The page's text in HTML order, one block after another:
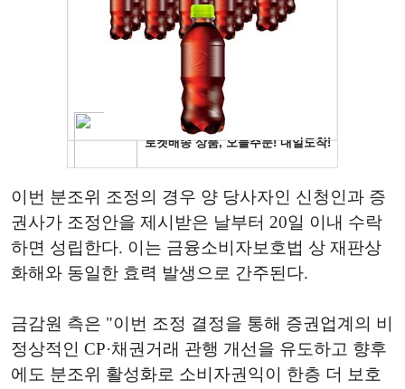
이번 분조위 조정의 경우 양 당사자인 신청인과 증
권사가 조정안을 제시받은 날부터 20일 이내 수락
하면 성립한다. 이는 금융소비자보호법 상 재판상
화해와 동일한 효력 발생으로 간주된다.
금감원 측은 "이번 조정 결정을 통해 증권업계의 비
정상적인 CP·채권거래 관행 개선을 유도하고 향후
에도 분조위 활성화로 소비자권익이 한층 더 보호